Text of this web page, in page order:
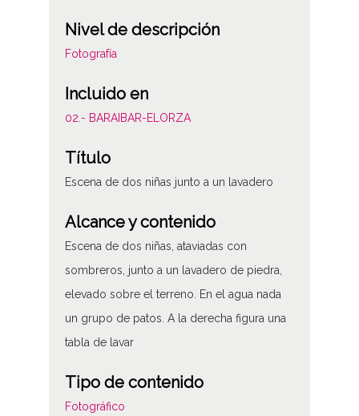
Nivel de descripción
Fotografía
Incluido en
02.- BARAIBAR-ELORZA
Título
Escena de dos niñas junto a un lavadero
Alcance y contenido
Escena de dos niñas, ataviadas con
sombreros, junto a un lavadero de piedra,
elevado sobre el terreno. En el agua nada
un grupo de patos. A la derecha figura una
tabla de lavar
Tipo de contenido
Fotográfico